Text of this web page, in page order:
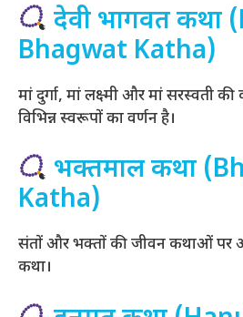
देवी भागवत कथा
Bhagwat Katha)
मां दुर्गा, मां लक्ष्मी और मां सरस्वती
विभिन्न स्वरूपों का वर्णन है।
भक्तमाल कथा
Katha)
संतों और भक्तों की जीवन कथाओं पर
कथा।